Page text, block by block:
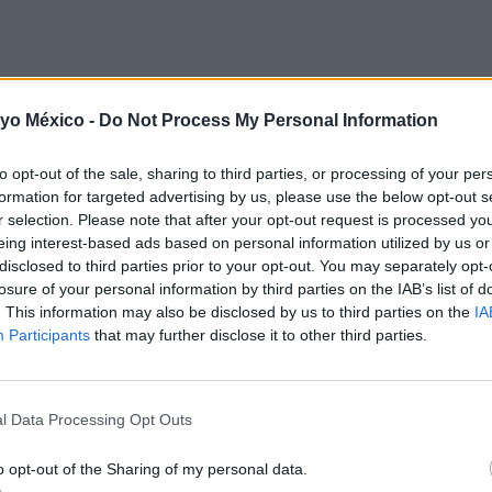
México - Do Not Process My Personal Information
opt-out of the sale, sharing to third parties, or processing of your
for targeted advertising by us, please use the below opt-out
selection. Please note that after your opt-out request is processed
interest-based ads based on personal information utilized by us
to third parties prior to your opt-out. You may separately
of your personal information by third parties on the IAB’s list of
This information may also be disclosed by us to third parties on the
Participants that may further disclose it to other third parties.
Data Processing Opt Outs
opt-out of the Sharing of my personal data.
clases y conozcan a la maestra. Así, el entorno le resultará familiar
sobre sus propias experiencias escolares y lean cuentos sobre el
y comida para que se adapte a la nueva rutina escolar.
los útiles escolares con su hija/o. ¡Será más emocionante para ella/